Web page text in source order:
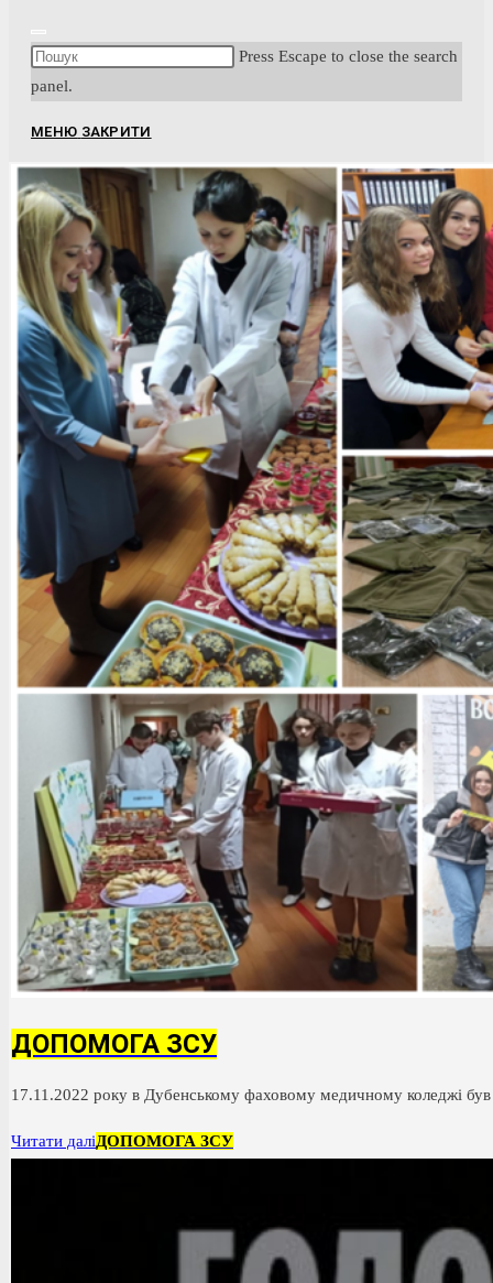
Press Escape to close the search
panel.
МЕНЮ ЗАКРИТИ
ДОПОМОГА ЗСУ
17.11.2022 року в Дубенському фаховому медичному коледжі
Читати даліДОПОМОГА ЗСУ